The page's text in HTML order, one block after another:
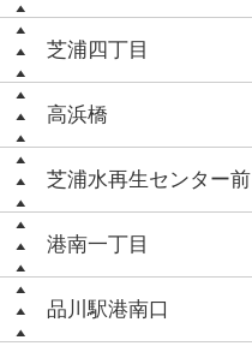
芝浦四丁目
高浜橋
芝浦水再生センター前
港南一丁目
品川駅港南口